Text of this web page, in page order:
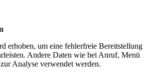
erhoben, um eine fehlerfreie Bereitstellung
Andere Daten wie bei Anruf, Menü
Analyse verwendet werden.